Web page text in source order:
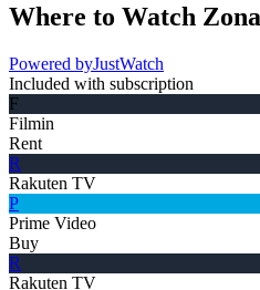
Where to Watch
Powered byJustWatch
Included with subscription
F
Filmin
Rent
R
Rakuten TV
P
Prime Video
Buy
R
Rakuten TV